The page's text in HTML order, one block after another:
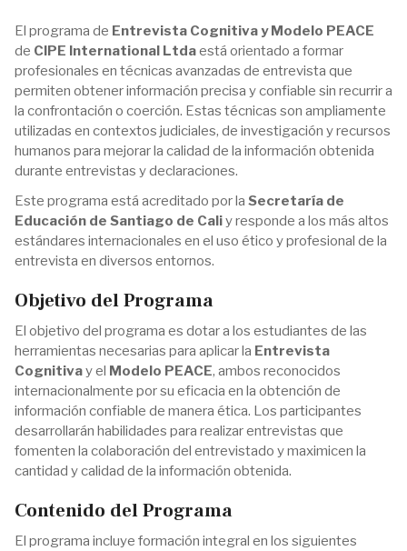
El programa de Entrevista Cognitiva y Modelo PEACE
de CIPE International Ltdaestá orientado a formar
profesionales en técnicas avanzadas de entrevista que
permiten obtener información precisa y confiable sin recurrir a
la confrontación o coerción. Estas técnicas son ampliamente
utilizadas en contextos judiciales, de investigación y recursos
humanos para mejorar la calidad de la información obtenida
durante entrevistas y declaraciones.
Este programa está acreditado por la Secretaría de
Educación de Santiago de Caliy responde a los más altos
estándares internacionales en el uso ético y profesional de la
entrevista en diversos entornos​.
Objetivo del Programa
El objetivo del programa es dotar a los estudiantes de las
herramientas necesarias para aplicar la Entrevista
Cognitivay el Modelo PEACE, ambos reconocidos
internacionalmente por su eficacia en la obtención de
información confiable de manera ética. Los participantes
desarrollarán habilidades para realizar entrevistas que
fomenten la colaboración del entrevistado y maximicen la
cantidad y calidad de la información obtenida.
Contenido del Programa
El programa incluye formación integral en los siguientes